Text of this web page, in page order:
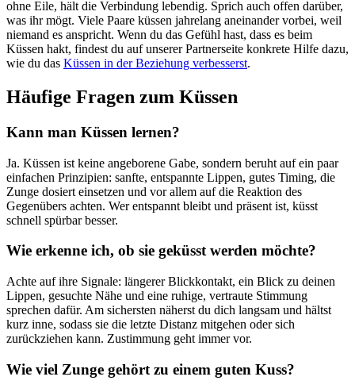
ohne Eile, hält die Verbindung lebendig. Sprich auch offen darüber,
was ihr mögt. Viele Paare küssen jahrelang aneinander vorbei, weil
niemand es anspricht. Wenn du das Gefühl hast, dass es beim
Küssen hakt, findest du auf unserer Partnerseite konkrete Hilfe dazu,
wie du das Küssen in der Beziehung verbesserst.
Häufige Fragen zum Küssen
Kann man Küssen lernen?
Ja. Küssen ist keine angeborene Gabe, sondern beruht auf ein paar
einfachen Prinzipien: sanfte, entspannte Lippen, gutes Timing, die
Zunge dosiert einsetzen und vor allem auf die Reaktion des
Gegenübers achten. Wer entspannt bleibt und präsent ist, küsst
schnell spürbar besser.
Wie erkenne ich, ob sie geküsst werden möchte?
Achte auf ihre Signale: längerer Blickkontakt, ein Blick zu deinen
Lippen, gesuchte Nähe und eine ruhige, vertraute Stimmung
sprechen dafür. Am sichersten näherst du dich langsam und hältst
kurz inne, sodass sie die letzte Distanz mitgehen oder sich
zurückziehen kann. Zustimmung geht immer vor.
Wie viel Zunge gehört zu einem guten Kuss?